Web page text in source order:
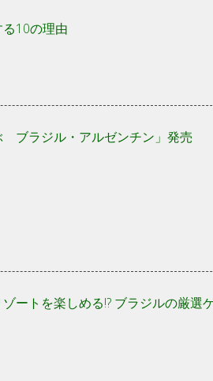
10の理由
ブラジル・アルゼンチン」発売
ートを楽しめる!? ブラジルの厳選